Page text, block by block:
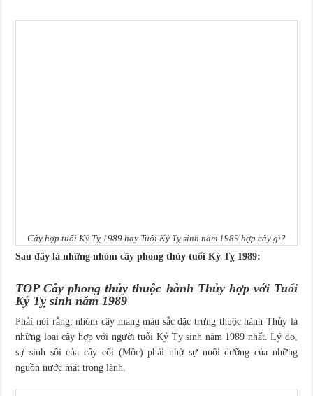
Cây hợp tuổi Kỷ Tỵ 1989 hay Tuổi Kỷ Tỵ sinh năm 1989 hợp cây gì?
Sau đây là những nhóm cây phong thủy tuổi Kỷ Tỵ 1989:
TOP Cây phong thủythuộc hành Thủy hợp với Tuổi
Kỷ Tỵ sinh năm 1989
Phải nói rằng, nhóm cây mang màu sắc đặc trưng thuộc hành Thủy là
những loại cây hợp với người tuổi Kỷ Tỵ sinh năm 1989 nhất. Lý do,
sự sinh sôi của cây cối (Mộc) phải nhờ sự nuôi dưỡng của những
nguồn nước mát trong lành.